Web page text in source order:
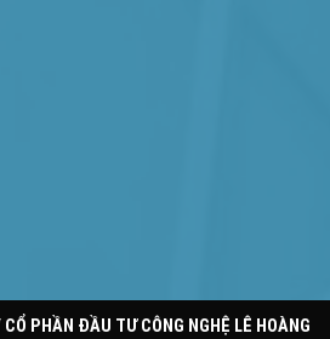
CỔ PHẦN ĐẦU TƯ CÔNG NGHỆ LÊ HOÀNG